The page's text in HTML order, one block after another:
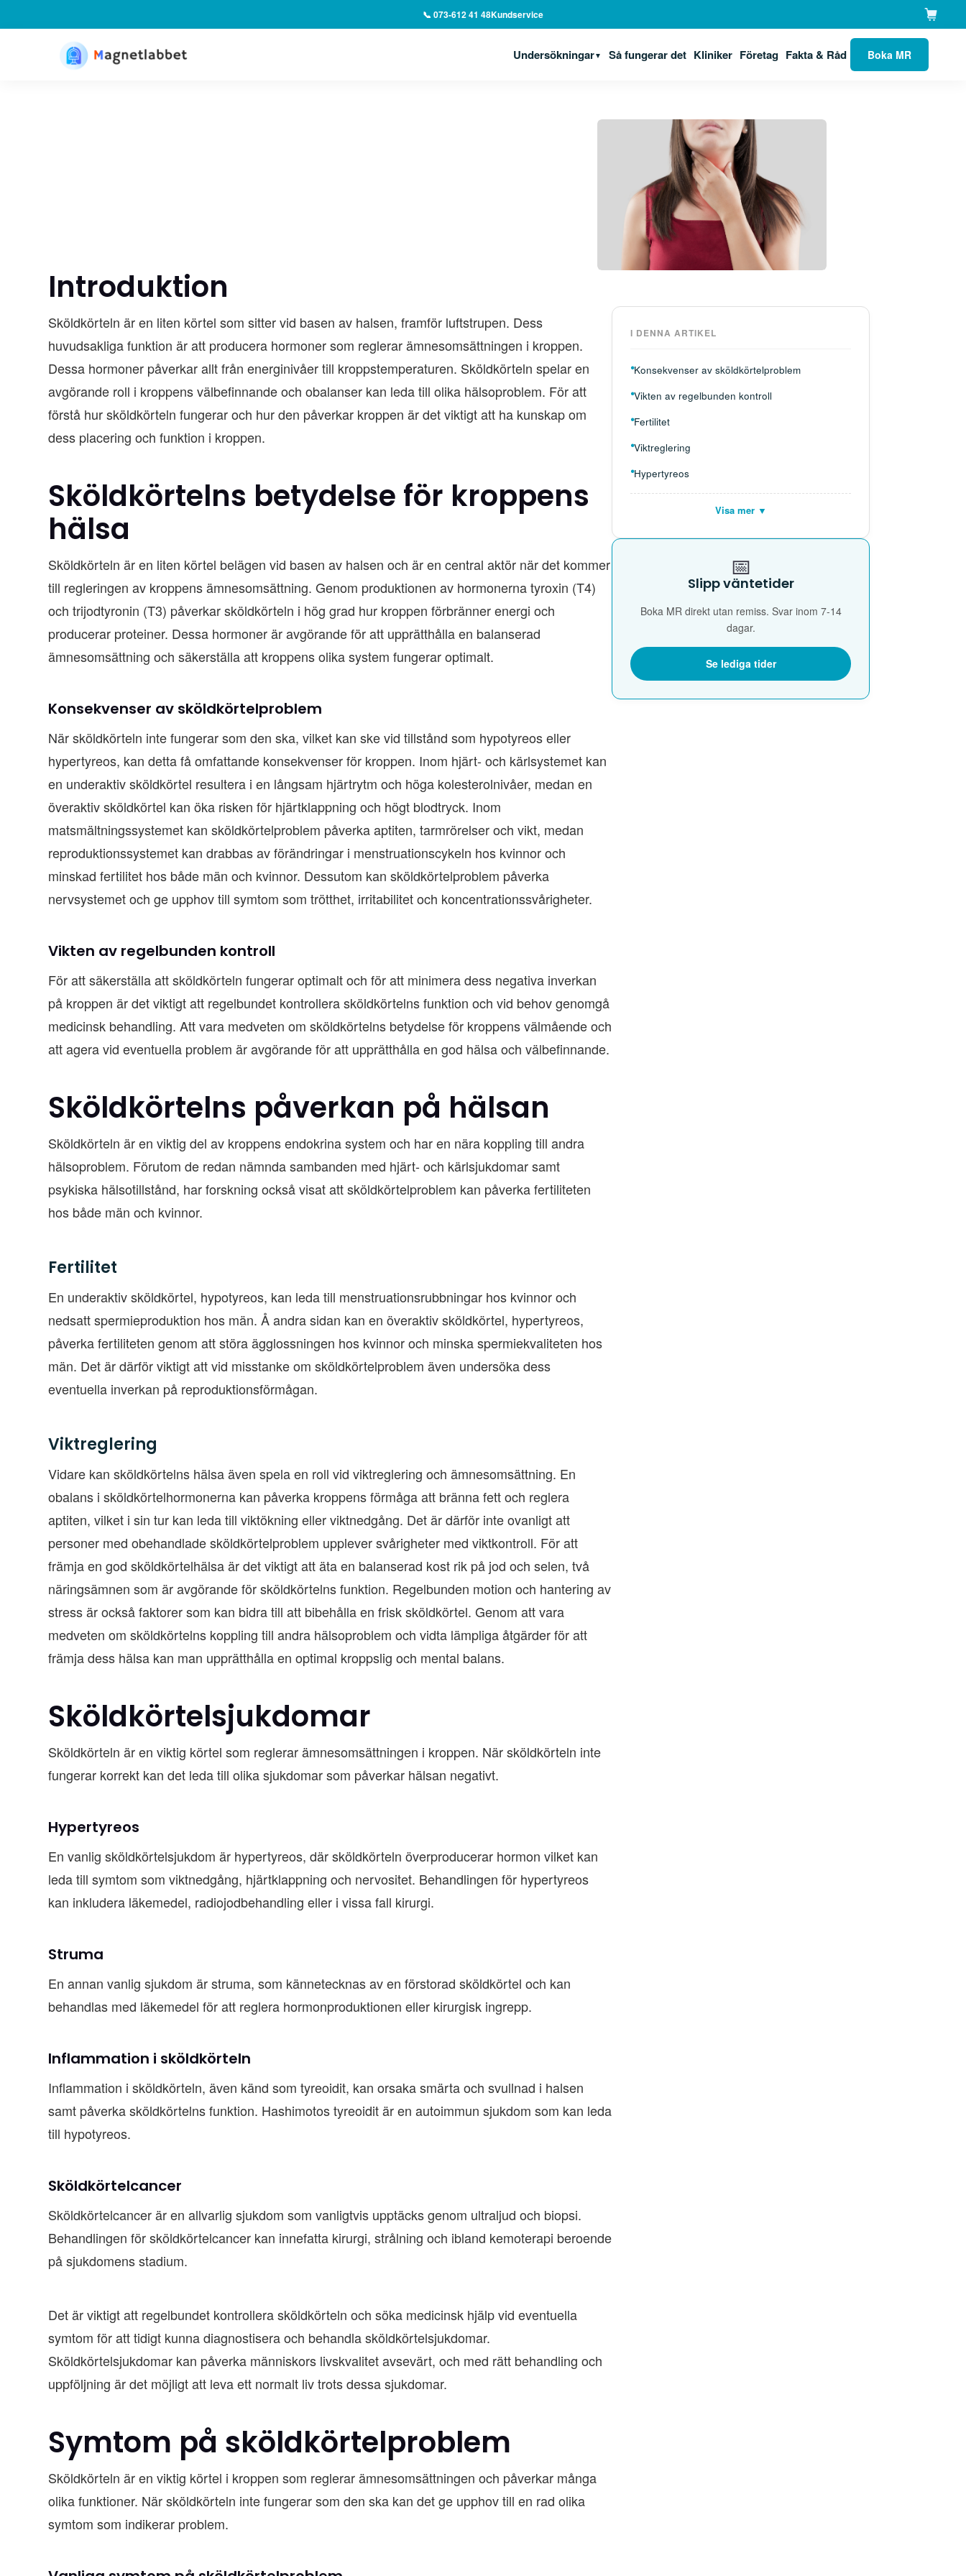
📞 073-612 41 48Kundservice
Undersökningar▼ Så fungerar det Kliniker Företag Fakta & Råd Boka MR
Introduktion
Sköldkörteln är en liten körtel som sitter vid basen av halsen, framför luftstrupen. Dess
huvudsakliga funktion är att producera hormoner som reglerar ämnesomsättningen i kroppen.
Dessa hormoner påverkar allt från energinivåer till kroppstemperaturen. Sköldkörteln spelar en
avgörande roll i kroppens välbefinnande och obalanser kan leda till olika hälsoproblem. För att
förstå hur sköldkörteln fungerar och hur den påverkar kroppen är det viktigt att ha kunskap om
dess placering och funktion i kroppen.
Sköldkörtelns betydelse för kroppens
hälsa
Sköldkörteln är en liten körtel belägen vid basen av halsen och är en central aktör när det kommer
till regleringen av kroppens ämnesomsättning. Genom produktionen av hormonerna tyroxin (T4)
och trijodtyronin (T3) påverkar sköldkörteln i hög grad hur kroppen förbränner energi och
producerar proteiner. Dessa hormoner är avgörande för att upprätthålla en balanserad
ämnesomsättning och säkerställa att kroppens olika system fungerar optimalt.
Konsekvenser av sköldkörtelproblem
När sköldkörteln inte fungerar som den ska, vilket kan ske vid tillstånd som hypotyreos eller
hypertyreos, kan detta få omfattande konsekvenser för kroppen. Inom hjärt- och kärlsystemet kan
en underaktiv sköldkörtel resultera i en långsam hjärtrytm och höga kolesterolnivåer, medan en
överaktiv sköldkörtel kan öka risken för hjärtklappning och högt blodtryck. Inom
matsmältningssystemet kan sköldkörtelproblem påverka aptiten, tarmrörelser och vikt, medan
reproduktionssystemet kan drabbas av förändringar i menstruationscykeln hos kvinnor och
minskad fertilitet hos både män och kvinnor. Dessutom kan sköldkörtelproblem påverka
nervsystemet och ge upphov till symtom som trötthet, irritabilitet och koncentrationssvårigheter.
Vikten av regelbunden kontroll
För att säkerställa att sköldkörteln fungerar optimalt och för att minimera dess negativa inverkan
på kroppen är det viktigt att regelbundet kontrollera sköldkörtelns funktion och vid behov genomgå
medicinsk behandling. Att vara medveten om sköldkörtelns betydelse för kroppens välmående och
att agera vid eventuella problem är avgörande för att upprätthålla en god hälsa och välbefinnande.
Sköldkörtelns påverkan på hälsan
Sköldkörteln är en viktig del av kroppens endokrina system och har en nära koppling till andra
hälsoproblem. Förutom de redan nämnda sambanden med hjärt- och kärlsjukdomar samt
psykiska hälsotillstånd, har forskning också visat att sköldkörtelproblem kan påverka fertiliteten
hos både män och kvinnor.
Fertilitet
En underaktiv sköldkörtel, hypotyreos, kan leda till menstruationsrubbningar hos kvinnor och
nedsatt spermieproduktion hos män. Å andra sidan kan en överaktiv sköldkörtel, hypertyreos,
påverka fertiliteten genom att störa ägglossningen hos kvinnor och minska spermiekvaliteten hos
män. Det är därför viktigt att vid misstanke om sköldkörtelproblem även undersöka dess
eventuella inverkan på reproduktionsförmågan.
Viktreglering
Vidare kan sköldkörtelns hälsa även spela en roll vid viktreglering och ämnesomsättning. En
obalans i sköldkörtelhormonerna kan påverka kroppens förmåga att bränna fett och reglera
aptiten, vilket i sin tur kan leda till viktökning eller viktnedgång. Det är därför inte ovanligt att
personer med obehandlade sköldkörtelproblem upplever svårigheter med viktkontroll. För att
främja en god sköldkörtelhälsa är det viktigt att äta en balanserad kost rik på jod och selen, två
näringsämnen som är avgörande för sköldkörtelns funktion. Regelbunden motion och hantering av
stress är också faktorer som kan bidra till att bibehålla en frisk sköldkörtel. Genom att vara
medveten om sköldkörtelns koppling till andra hälsoproblem och vidta lämpliga åtgärder för att
främja dess hälsa kan man upprätthålla en optimal kroppslig och mental balans.
Sköldkörtelsjukdomar
Sköldkörteln är en viktig körtel som reglerar ämnesomsättningen i kroppen. När sköldkörteln inte
fungerar korrekt kan det leda till olika sjukdomar som påverkar hälsan negativt.
Hypertyreos
En vanlig sköldkörtelsjukdom är hypertyreos, där sköldkörteln överproducerar hormon vilket kan
leda till symtom som viktnedgång, hjärtklappning och nervositet. Behandlingen för hypertyreos
kan inkludera läkemedel, radiojodbehandling eller i vissa fall kirurgi.
Struma
En annan vanlig sjukdom är struma, som kännetecknas av en förstorad sköldkörtel och kan
behandlas med läkemedel för att reglera hormonproduktionen eller kirurgisk ingrepp.
Inflammation i sköldkörteln
Inflammation i sköldkörteln, även känd som tyreoidit, kan orsaka smärta och svullnad i halsen
samt påverka sköldkörtelns funktion. Hashimotos tyreoidit är en autoimmun sjukdom som kan leda
till hypotyreos.
Sköldkörtelcancer
Sköldkörtelcancer är en allvarlig sjukdom som vanligtvis upptäcks genom ultraljud och biopsi.
Behandlingen för sköldkörtelcancer kan innefatta kirurgi, strålning och ibland kemoterapi beroende
på sjukdomens stadium.
Det är viktigt att regelbundet kontrollera sköldkörteln och söka medicinsk hjälp vid eventuella
symtom för att tidigt kunna diagnostisera och behandla sköldkörtelsjukdomar.
Sköldkörtelsjukdomar kan påverka människors livskvalitet avsevärt, och med rätt behandling och
uppföljning är det möjligt att leva ett normalt liv trots dessa sjukdomar.
Symtom på sköldkörtelproblem
Sköldkörteln är en viktig körtel i kroppen som reglerar ämnesomsättningen och påverkar många
olika funktioner. När sköldkörteln inte fungerar som den ska kan det ge upphov till en rad olika
symtom som indikerar problem.
I DENNA ARTIKEL
Konsekvenser av sköldkörtelproblem
Vikten av regelbunden kontroll
Fertilitet
Viktreglering
Hypertyreos
Visa mer ▼
📅
Slipp väntetider
Boka MR direkt utan remiss. Svar inom 7-14
dagar.
Se lediga tider